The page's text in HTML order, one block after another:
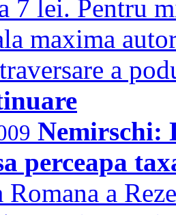
7 lei. Pentru
maxima
a
Nemirschi:
perceapa
Romana a